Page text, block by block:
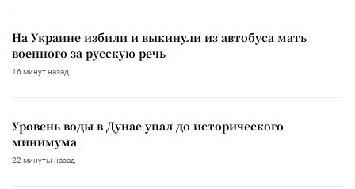
На Украине избили и выкинули из автобуса мать
военного за русскую речь
16 минут назад
Уровень воды в Дунае упал до исторического
минимума
22 минуты назад